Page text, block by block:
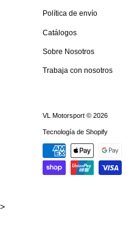
Política de envío
Catálogos
Sobre Nosotros
Trabaja con nosotros
VL Motorsport © 2026
Tecnología de Shopify
>